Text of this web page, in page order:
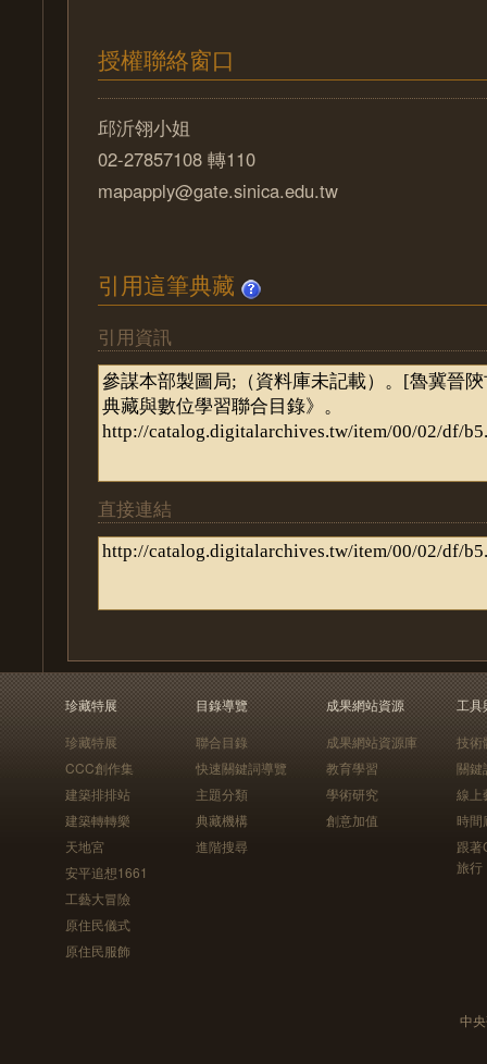
授權聯絡窗口
邱沂翎小姐
02-27857108 轉110
mapapply@gate.sinica.edu.tw
引用這筆典藏
引用資訊
直接連結
珍藏特展
珍藏特展
CCC創作集
建築排排站
建築轉轉樂
天地宮
安平追想1661
工藝大冒險
原住民儀式
原住民服飾
目錄導覽
聯合目錄
快速關鍵詞導覽
主題分類
典藏機構
進階搜尋
成果網站資源
成果網站資源庫
教育學習
學術研究
創意加值
工具
技術
關鍵
線上
時間
跟
旅行
中